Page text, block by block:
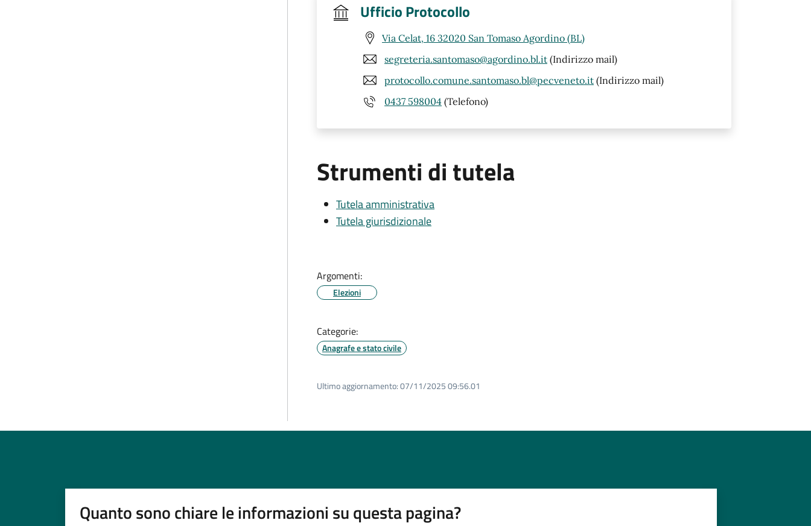
Ufficio Protocollo
Via Celat, 16 32020 San Tomaso Agordino (BL)
segreteria.santomaso@agordino.bl.it (Indirizzo mail)
protocollo.comune.santomaso.bl@pecveneto.it (Indirizzo mail)
0437 598004 (Telefono)
Strumenti di tutela
Tutela amministrativa
Tutela giurisdizionale
Argomenti:
Elezioni
Categorie:
Anagrafe e stato civile
Ultimo aggiornamento:07/11/2025 09:56.01
Quanto sono chiare le informazioni su questa pagina?